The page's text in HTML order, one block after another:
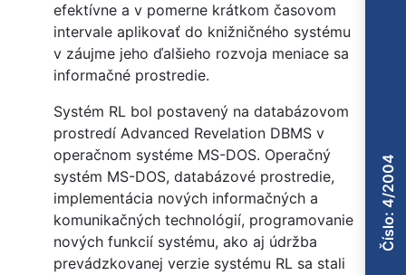
efektívne a v pomerne krátkom časovom
intervale aplikovať do knižničného systému
v záujme jeho ďalšieho rozvoja meniace sa
informačné prostredie.
Systém RL bol postavený na databázovom
prostredí Advanced Revelation DBMS v
operačnom systéme MS-DOS. Operačný
systém MS-DOS, databázové prostredie,
implementácia nových informačných a
komunikačných technológií, programovanie
nových funkcií systému, ako aj údržba
prevádzkovanej verzie systému RL sa stali
Číslo: 4/2004